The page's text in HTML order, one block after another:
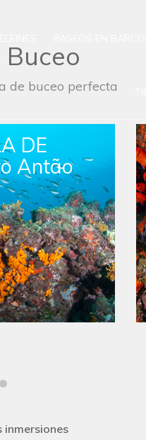
de buceo perfecta
DE
Antão
inmersiones